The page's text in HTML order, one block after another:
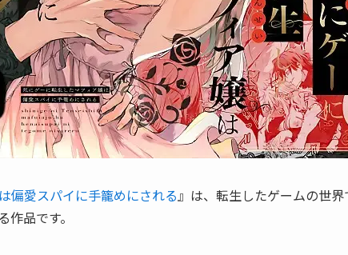
偏愛スパイに手籠めにされる』は、転生したゲームの世
品です。